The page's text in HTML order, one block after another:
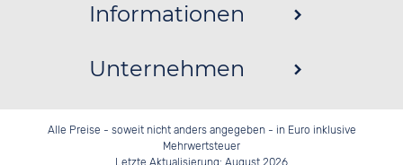
Informationen
Unternehmen
Alle Preise - soweit nicht anders angegeben - in Euro inklusive
Mehrwertsteuer
Letzte Aktualisierung: August 2026